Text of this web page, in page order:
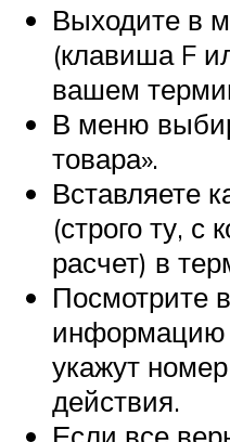
Выходите в
(клавиша F
вашем
В меню
товара».
Вставляете
(строго ту, с
расчет) в
Посмотрите
информацию
укажут
действия.
Если все